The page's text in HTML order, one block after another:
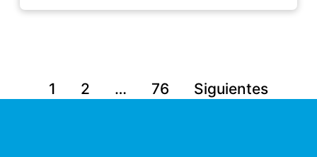
Paginación
1 2 … 76 Siguientes